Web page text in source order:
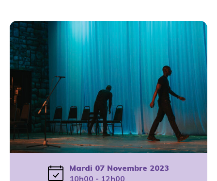
Mardi 07 Novembre 2023
10h00 - 12h00